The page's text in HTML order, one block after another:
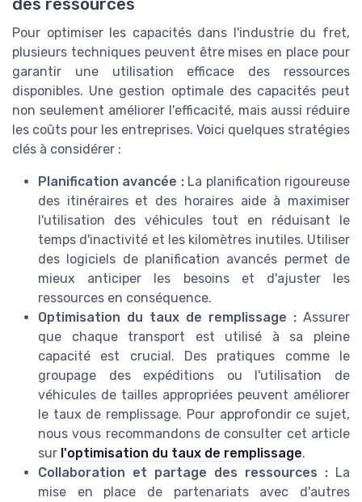
Pour optimiser les capacités dans l'industrie du fret,
plusieurs techniques peuvent être mises en place pour
garantir une utilisation efficace des ressources
disponibles. Une gestion optimale des capacités peut
non seulement améliorer l'efficacité, mais aussi réduire
les coûts pour les entreprises. Voici quelques stratégies
clés à considérer :
Planification avancée :La planification rigoureuse
des itinéraires et des horaires aide à maximiser
l'utilisation des véhicules tout en réduisant le
temps d'inactivité et les kilomètres inutiles. Utiliser
des logiciels de planification avancés permet de
mieux anticiper les besoins et d'ajuster les
ressources en conséquence.
Optimisation du taux de remplissage : Assurer
que chaque transport est utilisé à sa pleine
capacité est crucial. Des pratiques comme le
groupage des expéditions ou l'utilisation de
véhicules de tailles appropriées peuvent améliorer
le taux de remplissage. Pour approfondir ce sujet,
nous vous recommandons de consulter cet article
sur l'optimisation du taux de remplissage.
Collaboration et partage des ressources : La
mise en place de partenariats avec d'autres